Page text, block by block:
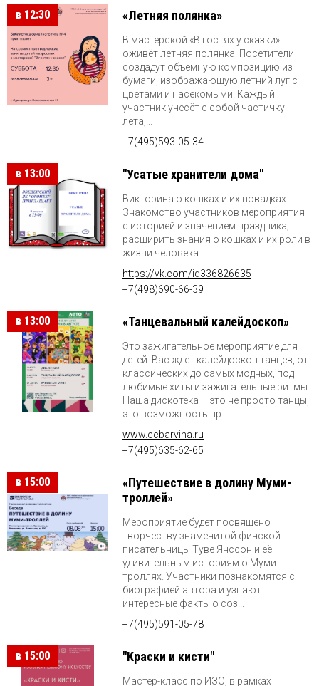
в 12:30 «Летняя полянка»
В мастерской «В гостях у сказки»
оживёт летняя полянка. Посетители
создадут объёмную композицию из
бумаги, изображающую летний луг с
цветами и насекомыми. Каждый
участник унесёт с собой частичку
лета,...
+7(495)593-05-34
в 13:00 "Усатые хранители дома"
Викторина о кошках и их повадках.
Знакомство участников мероприятия
с историей и значением праздника;
расширить знания о кошках и их роли в
жизни человека.
https://vk.com/id336826635
+7(498)690-66-39
в 13:00 «Танцевальный калейдоскоп»
Это зажигательное мероприятие для
детей. Вас ждет калейдоскоп танцев, от
классических до самых модных, под
любимые хиты и зажигательные ритмы.
Наша дискотека – это не просто танцы,
это возможность пр...
www.ccbarviha.ru
+7(495)635-62-65
в 15:00
«Путешествие в долину Муми-
троллей»
Мероприятие будет посвящено
творчеству знаменитой финской
писательницы Туве Янссон и её
удивительным историям о Муми-
троллях. Участники познакомятся с
биографией автора и узнают
интересные факты о соз...
+7(495)591-05-78
в 15:00 "Краски и кисти"
Мастер-класс по ИЗО, в рамках